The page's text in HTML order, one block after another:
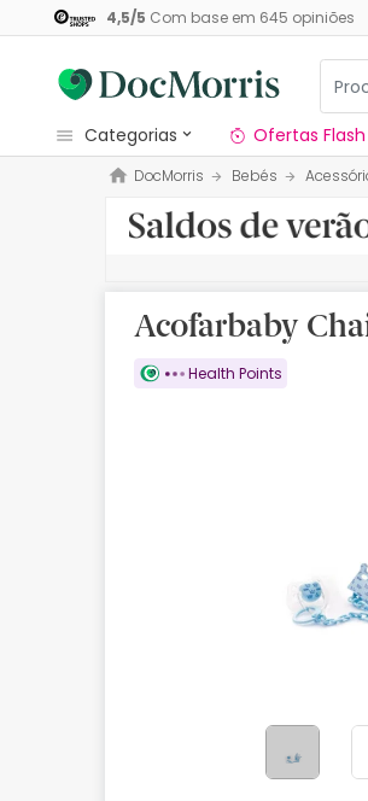
4,5/5 Com base em 645 opiniões
categorias
Dermocosmetica
Nossa marca
Medicamentos
Cosmética
Ofertas Flash
DocMorris Bebés
Acofarbaby
Health Points